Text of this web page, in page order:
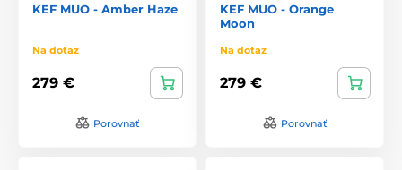
KEF MUO - Amber Haze
Na dotaz
279 €
Porovnať
KEF MUO - Orange
Moon
Na dotaz
279 €
Porovnať